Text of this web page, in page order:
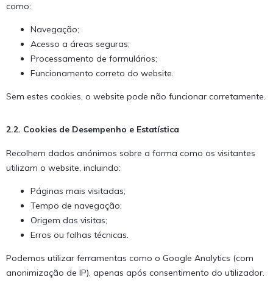
como:
Navegação;
Acesso a áreas seguras;
Processamento de formulários;
Funcionamento correto do website.
Sem estes cookies, o website pode não funcionar corretamente.
2.2. Cookies de Desempenho e Estatística
Recolhem dados anónimos sobre a forma como os visitantes
utilizam o website, incluindo:
Páginas mais visitadas;
Tempo de navegação;
Origem das visitas;
Erros ou falhas técnicas.
Podemos utilizar ferramentas como o Google Analytics (com
anonimização de IP), apenas após consentimento do utilizador.